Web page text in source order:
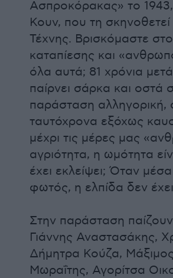
Ασπροκόρακας» το
Κουν, που τη
Τέχνης. Βρισκόμαστε
καταπίεσης και
όλα αυτά; 81 χρόνια
παίρνει σάρκα και οστά
παράσταση αλληγορική,
ταυτόχρονα εξόχως
μέχρι τις μέρες μας
αγριότητα, η ωμότητα
έχει εκλείψει; Όταν
φωτός, η ελπίδα δεν
Στην παράσταση
Γιάννης Αναστασάκης,
Δήμητρα Κούζα,
Μωραΐτης, Αγορίτσα